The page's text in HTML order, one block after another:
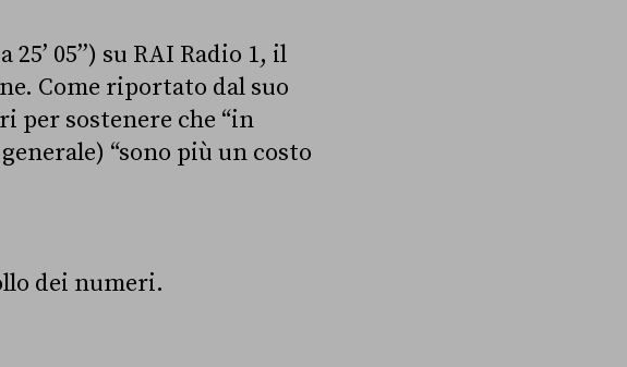
25’ 05’’) su RAI Radio 1, il
Come riportato dal suo
per sostenere che “in
“sono più un costo
dei numeri.